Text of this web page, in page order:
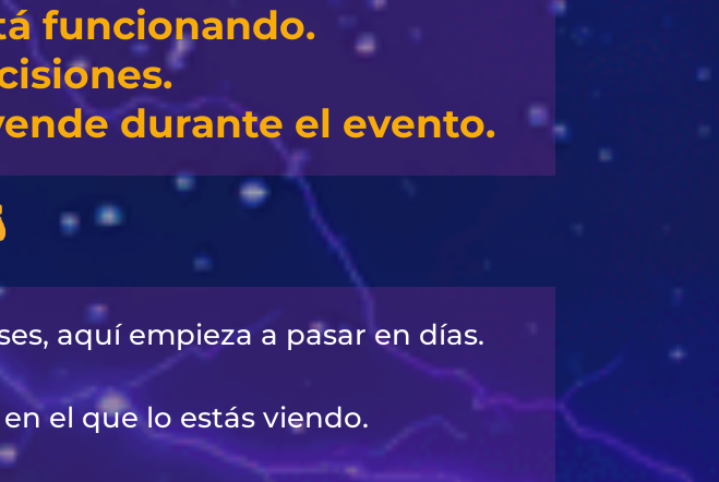
funcionando.
durante el evento.
aquí empieza a pasar en días.
el que lo estás viendo.